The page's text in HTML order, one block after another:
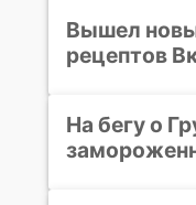
Вышел
рецептов
На бегу о